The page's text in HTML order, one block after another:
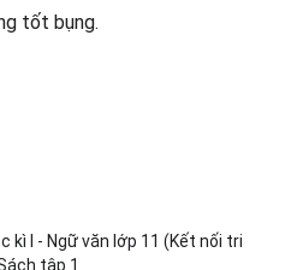
tốt bụng.
kì I - Ngữ văn lớp 11 (Kết nối tri
tập 1